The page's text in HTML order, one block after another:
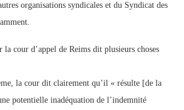
organisations syndicales et du Syndicat des
cour d’appel de Reims dit plusieurs choses
la cour dit clairement qu’il « résulte [de la
potentielle inadéquation de l’indemnité